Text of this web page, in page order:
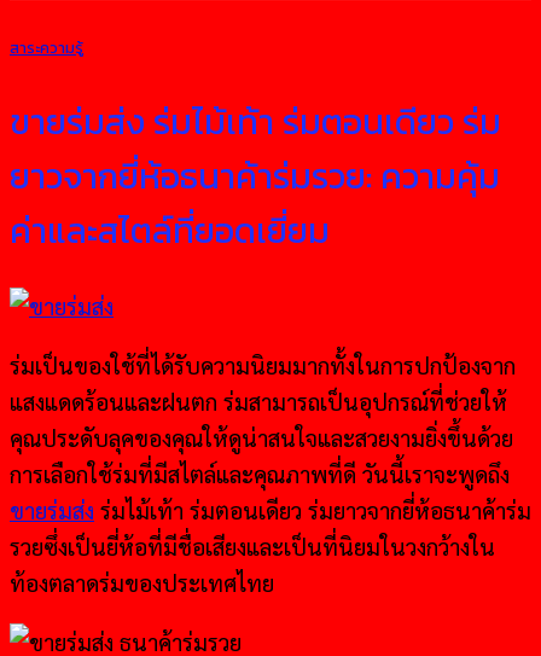
สาระความรู้
ขายร่มส่ง ร่มไม้เท้า ร่มตอนเดียว ร่ม
ยาวจากยี่ห้อธนาค้าร่มรวย: ความคุ้ม
ค่าและสไตล์ที่ยอดเยี่ยม
ร่มเป็นของใช้ที่ได้รับความนิยมมากทั้งในการปกป้องจาก
แสงแดดร้อนและฝนตก ร่มสามารถเป็นอุปกรณ์ที่ช่วยให้
คุณประดับลุคของคุณให้ดูน่าสนใจและสวยงามยิ่งขึ้นด้วย
การเลือกใช้ร่มที่มีสไตล์และคุณภาพที่ดี วันนี้เราจะพูดถึง
ขายร่มส่ง ร่มไม้เท้า ร่มตอนเดียว ร่มยาวจากยี่ห้อธนาค้าร่ม
รวยซึ่งเป็นยี่ห้อที่มีชื่อเสียงและเป็นที่นิยมในวงกว้างใน
ท้องตลาดร่มของประเทศไทย